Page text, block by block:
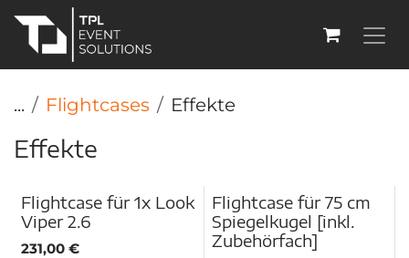
Zum Inhalt springen
... Flightcases Effekte
Effekte
Flightcase für 1x Look
Viper 2.6
231,00 €
Flightcase für 75 cm
Spiegelkugel [inkl.
Zubehörfach]